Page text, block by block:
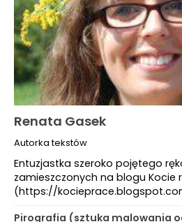
Renata Gasek
Autorka tekstów
Entuzjastka szeroko pojętego
zamieszczonych na blogu Kocie
(https://
Pirografia (sztuka malowania